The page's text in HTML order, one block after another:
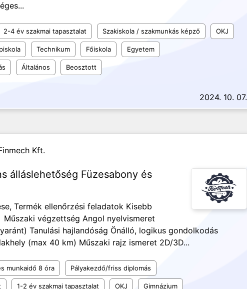
2-4 év szakmai tapasztalat Szakiskola / szakmunkás képző OKJ
Technikum Főiskola Egyetem
Általános Beosztott
2024. 10. 07.
Kft.
álláslehetőség Füzesabony és
Termék ellenőrzési feladatok Kisebb
végzettség Angol nyelvismeret
Tanulási hajlandóság Önálló, logikus gondolkodás
(max 40 km) Műszaki rajz ismeret 2D/3D...
munkaidő 8 óra Pályakezdő/friss diplomás
1-2 év szakmai tapasztalat OKJ Gimnázium